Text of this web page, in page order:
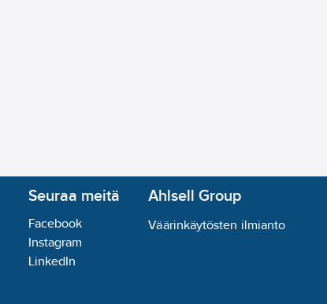
Seuraa meitä
Facebook
Instagram
LinkedIn
Ahlsell Group
Väärinkäytösten ilmianto